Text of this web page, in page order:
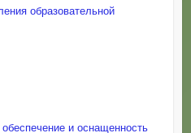
образовательной
и оснащенность